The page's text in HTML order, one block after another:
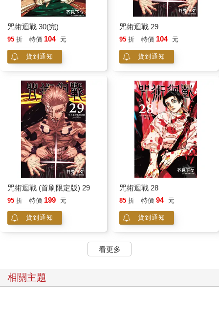
咒術迴戰 30(完)
95 折 特價 104 元
貨到通知
咒術迴戰 29
95 折 特價 104 元
貨到通知
咒術迴戰 (首刷限定版) 29
95 折 特價 199 元
貨到通知
咒術迴戰 28
85 折 特價 94 元
貨到通知
看更多
相關主題